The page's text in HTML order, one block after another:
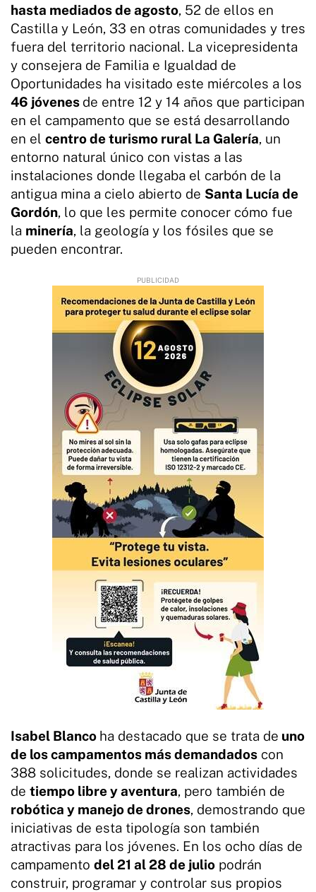
hasta mediados de agosto, 52 de ellos en
Castilla y León, 33 en otras comunidades y tres
fuera del territorio nacional. La vicepresidenta
y consejera de Familia e Igualdad de
Oportunidades ha visitado este miércoles a los
46 jóvenes de entre 12 y 14 años que participan
en el campamento que se está desarrollando
en el centro de turismo rural La Galería, un
entorno natural único con vistas a las
instalaciones donde llegaba el carbón de la
antigua mina a cielo abierto de Santa Lucía de
Gordón, lo que les permite conocer cómo fue
la minería, la geología y los fósiles que se
pueden encontrar.
Isabel Blanco ha destacado que se trata de uno
de los campamentos más demandados con
388 solicitudes, donde se realizan actividades
de tiempo libre y aventura, pero también de
robótica y manejo de drones, demostrando que
iniciativas de esta tipología son también
atractivas para los jóvenes. En los ocho días de
campamento del 21 al 28 de julio podrán
construir, programar y controlar sus propios